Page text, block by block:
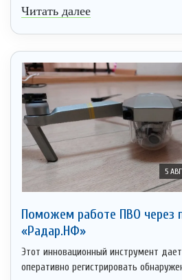
Читать далее
5
Поможем работе ПВО через
«Радар.НФ»
Этот инновационный инструмент
оперативно регистрировать